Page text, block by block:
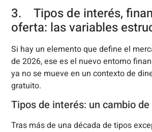
3. Tipos de interés,
oferta: las variables
Si hay un elemento que define el
de 2026, ese es el nuevo entorno
ya no se mueve en un contexto de
gratuito.
Tipos de interés: un cambio
Tras más de una década de tipos